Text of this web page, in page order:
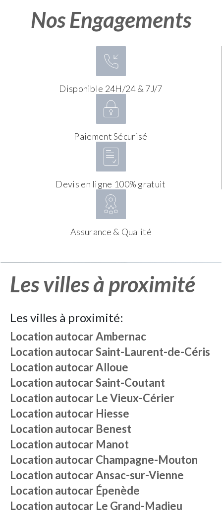
Nos Engagements
Disponible 24H/24 & 7J/7
Paiement Sécurisé
Devis en ligne 100% gratuit
Assurance & Qualité
Les villes à proximité
Les villes à proximité:
Location autocarAmbernac
Location autocarSaint-Laurent-de-Céris
Location autocarAlloue
Location autocarSaint-Coutant
Location autocar Le Vieux-Cérier
Location autocar Hiesse
Location autocar Benest
Location autocar Manot
Location autocarChampagne-Mouton
Location autocarAnsac-sur-Vienne
Location autocar Épenède
Location autocar Le Grand-Madieu